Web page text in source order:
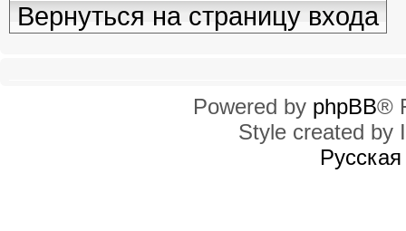
Вернуться на страницу входа
Powered by phpBB®
Style created by